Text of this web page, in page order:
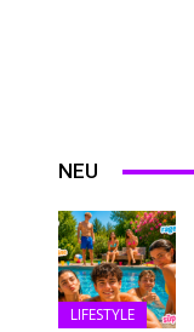
NEU
LIFESTYLE